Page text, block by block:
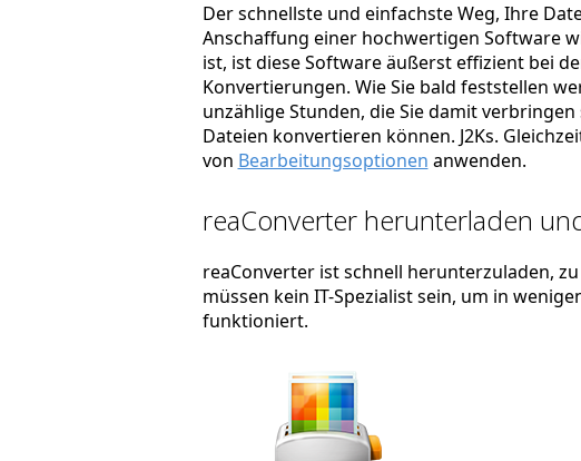
Der schnellste und einfachste Weg, Ihre
Anschaffung einer hochwertigen Software
ist, ist diese Software äußerst effizient bei
Konvertierungen. Wie Sie bald feststellen
unzählige Stunden, die Sie damit
Dateien konvertieren können. J2Ks.
von Bearbeitungsoptionen anwenden.
reaConverter herunterladen
reaConverter ist schnell herunterzuladen,
müssen kein IT-Spezialist sein, um in
funktioniert.